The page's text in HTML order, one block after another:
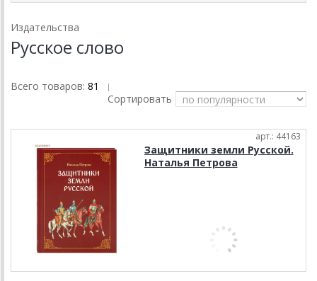
Издательства
Русское слово
Всего товаров: 81 |
Сортировать
арт.: 44163
Защитники земли Русской.
Наталья Петрова